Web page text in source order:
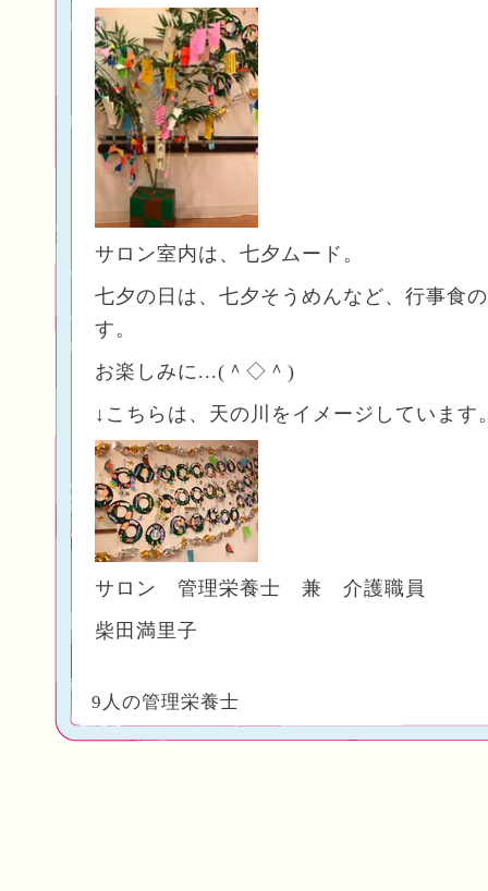
サロン室内は、七夕ムード。
七夕の日は、七夕そうめんなど、行事食
す。
お楽しみに...(＾◇＾)
↓こちらは、天の川をイメージしています
サロン 管理栄養士 兼 介護職員
柴田満里子
9人の管理栄養士